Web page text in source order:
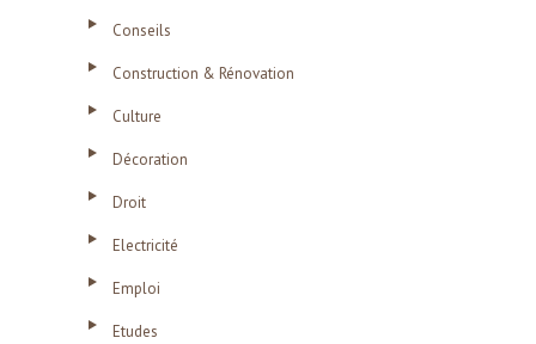
Conseils
Construction & Rénovation
Culture
Décoration
Droit
Electricité
Emploi
Etudes